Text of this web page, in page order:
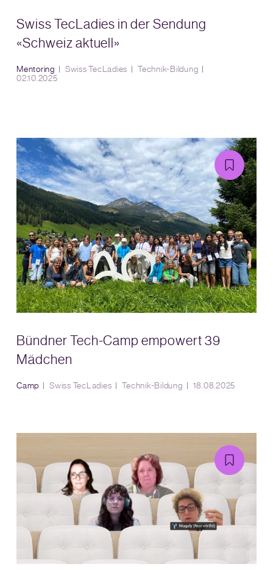
Swiss TecLadies in der Sendung
«Schweiz aktuell»
Mentoring Swiss TecLadies
Technik-Bildung
02.10.2025
Bündner Tech-Camp empowert 39
Mädchen
Camp Swiss TecLadies Technik-Bildung 18.08.2025